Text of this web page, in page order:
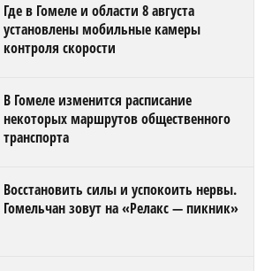
Где в Гомеле и области 8 августа
установлены мобильные камеры
контроля скорости
В Гомеле изменится расписание
некоторых маршрутов общественного
транспорта
Восстановить силы и успокоить нервы.
Гомельчан зовут на «Релакс — пикник»